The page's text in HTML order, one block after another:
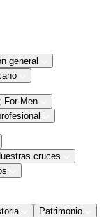
general
For Men
cruces
Patrimonio